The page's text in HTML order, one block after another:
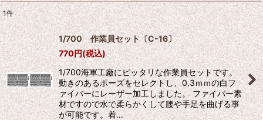
表示数:
並び順:
絞り込む
1件
1/700 作業員セット〔C-16〕
770円(税込)
1/700海軍工廠にピッタリな作業員セットです。
動きのあるポーズをセレクトし、0.3ｍｍの白フ
ァイバーにレーザー加工しました。 ファイバー素
材ですので水で柔らかくして腰や手足を曲げる事
が可能です。着…